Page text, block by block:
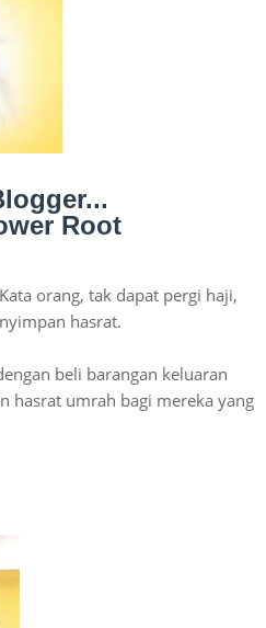
Root
orang, tak dapat pergi haji,
hasrat.
beli barangan keluaran
hasrat umrah bagi mereka yang